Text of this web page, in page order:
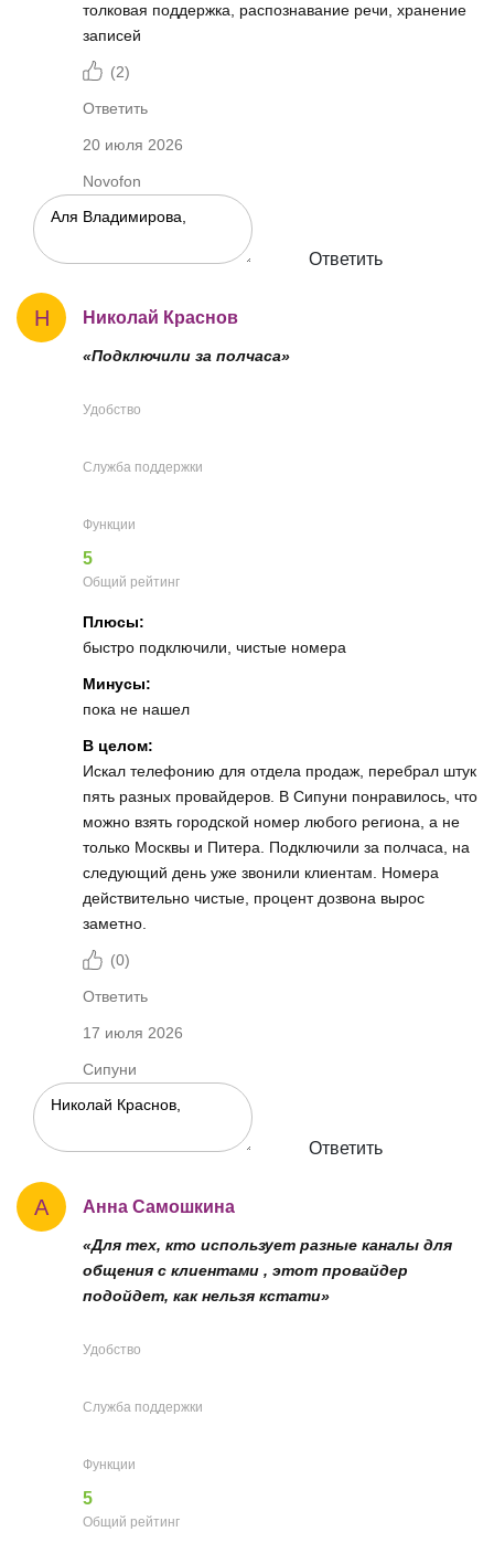
толковая поддержка, распознавание речи, хранение
записей
(2)
Ответить
20 июля 2026
Novofon
Ответить
Н Николай Краснов
«Подключили за полчаса»
Удобство
Служба поддержки
Функции
5
Общий рейтинг
Плюсы:
быстро подключили, чистые номера
Минусы:
пока не нашел
В целом:
Искал телефонию для отдела продаж, перебрал штук
пять разных провайдеров. В Сипуни понравилось, что
можно взять городской номер любого региона, а не
только Москвы и Питера. Подключили за полчаса, на
следующий день уже звонили клиентам. Номера
действительно чистые, процент дозвона вырос
заметно.
(0)
Ответить
17 июля 2026
Сипуни
Ответить
А Анна Самошкина
«Для тех, кто использует разные каналы для
общения с клиентами , этот провайдер
подойдет, как нельзя кстати»
Удобство
Служба поддержки
Функции
5
Общий рейтинг